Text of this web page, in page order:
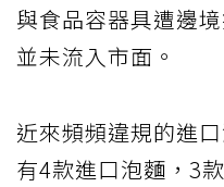
與食品容器具遭邊
並未流入市面。
近來頻頻違規的進
有4款進口泡麵，3